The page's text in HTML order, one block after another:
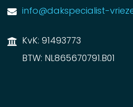
info@dakspecialist-
KvK: 91493773
BTW: NL865670791.B01